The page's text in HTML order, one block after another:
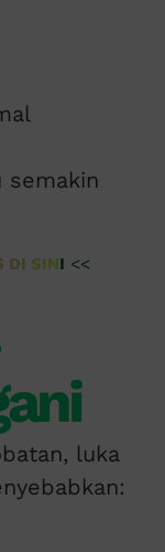
semakin
DI SINI <<
luka